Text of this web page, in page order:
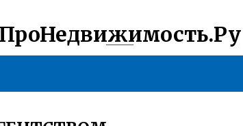
ПроНедвижимость.Ру